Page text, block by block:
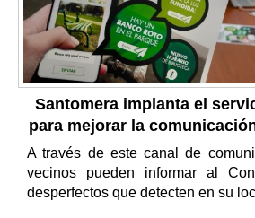
Santomera implanta el
para mejorar la
A través de este canal de
vecinos pueden informar al
desperfectos que detecten en su